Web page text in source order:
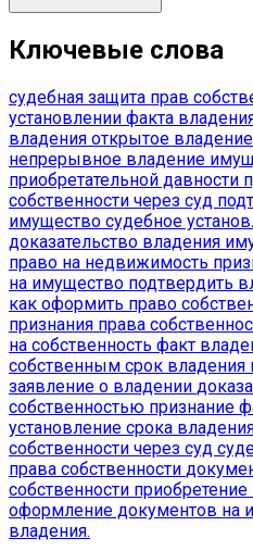
Ключевые слова
судебная защита прав
установлении факта
владения открытое
непрерывное владение
приобретательной давности
собственности через суд
имущество судебное
доказательство владения
право на недвижимость
на имущество подтвердить
как оформить право
признания права
на собственность факт
собственным срок
заявление о владении
собственностью признание
установление срока
собственности через суд
права собственности
собственности
оформление документов на
владения.